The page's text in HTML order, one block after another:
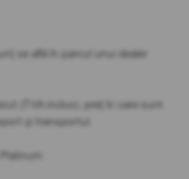
se află în parcul unui dealer
(TVA inclus), preț în care sunt
și transportul.